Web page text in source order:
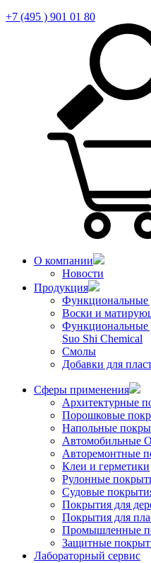
+7 (495 ) 901 01 80
О компании
Новости
Продукция
Функциональные
Воски и
Функциональные
Suo Shi Chemical
Смолы
Добавки для
Сферы применения
Архитектурные
Порошковые
Напольные
Автомобильные
Авторемонтные
Клеи и герметики
Рулонные
Судовые
Покрытия для
Покрытия для
Промышленные
Защитные
Лабораторный сервис